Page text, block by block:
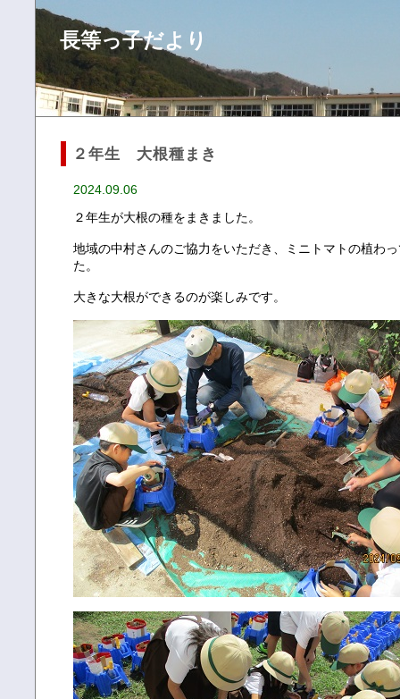
長等っ子だより
２年生 大根種まき
2024.09.06
２年生が大根の種をまきました。
地域の中村さんのご協力をいただき、ミニトマトの植わ
た。
大きな大根ができるのが楽しみです。